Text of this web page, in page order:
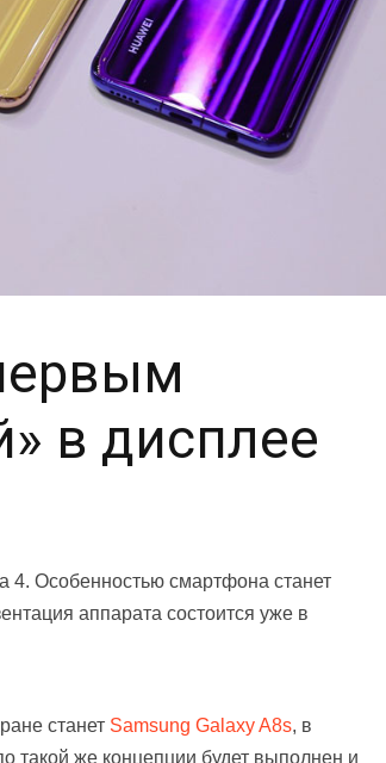
в дисплее
4. Особенностью смартфона станет
аппарата состоится уже в
станет Samsung Galaxy A8s, в
такой же концепции будет выполнен и